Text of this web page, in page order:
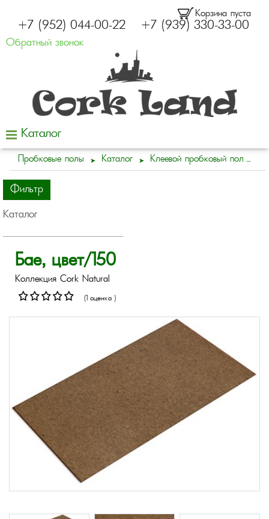
Корзина пуста
+7 (952) 044-00-22 +7 (939) 330-33-00
Обратный звонок
Каталог
Пробковые полы Каталог Клеевой пробковый пол
Фильтр
Каталог
Бае, цвет/150
Коллекция Cork Natural
(1 оценка )